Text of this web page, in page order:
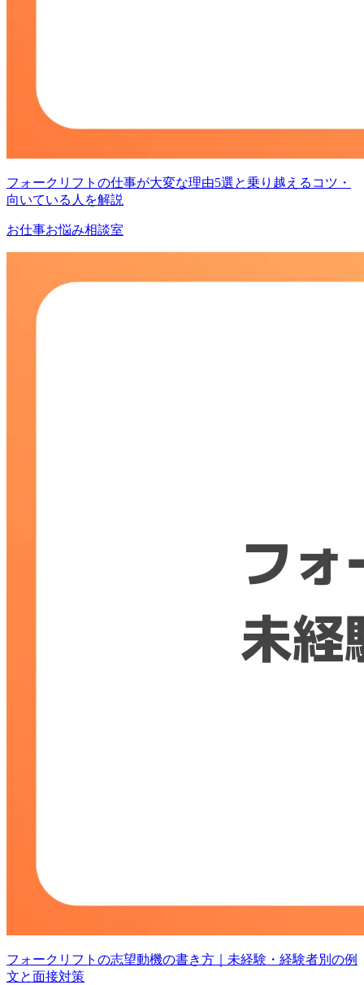
フォークリフトの仕事が大変な理由5選と乗り越えるコツ・
向いている人を解説
お仕事お悩み相談室
フォークリフトの志望動機の書き方｜未経験・経験者別の例
文と面接対策